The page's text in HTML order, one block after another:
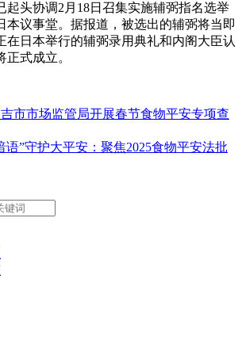
起头协调2月18日召集实施辅弼指名选举
本议事堂。据报道，被选出的辅弼将当即
在日本举行的辅弼录用典礼和内阁大臣认
式成立。
市市场监管局开展春节食物平安专项查
语”守护大平安：聚焦2025食物平安法批